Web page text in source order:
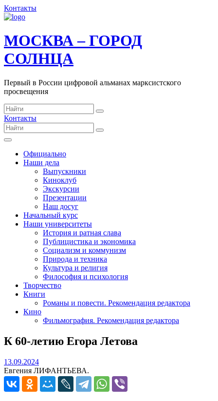
Контакты
МОСКВА – ГОРОД
СОЛНЦА
Первый в России цифровой альманах марксистского
просвещения
Контакты
Официально
Наши дела
Выпускники
Киноклуб
Экскурсии
Презентации
Наш досуг
Начальный курс
Наши университеты
История и ратная слава
Публицистика и экономика
Социализм и коммунизм
Природа и техника
Культура и религия
Философия и психология
Творчество
Книги
Романы и повести. Рекомендация редактора
Кино
Фильмография. Рекомендация редактора
К 60-летию Егора Летова
13.09.202413.09.2024
Евгения ЛИФАНТЬЕВА.